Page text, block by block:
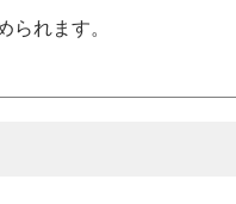
られます。